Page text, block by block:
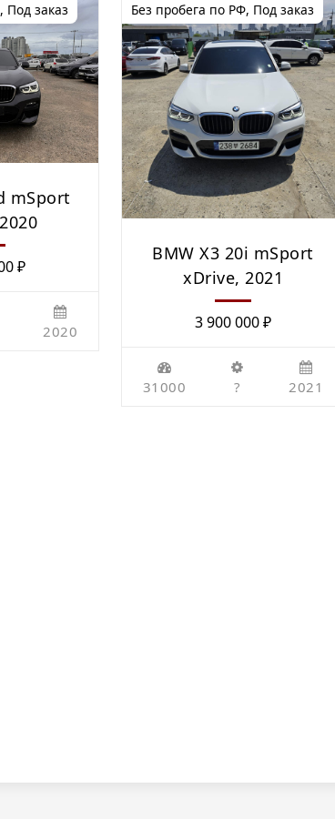
, Под заказ
mSport
₽
2020
Без пробега по РФ, Под заказ
BMW Х3 20i mSport
xDrive, 2021
3 900 000₽
31000 ? 2021